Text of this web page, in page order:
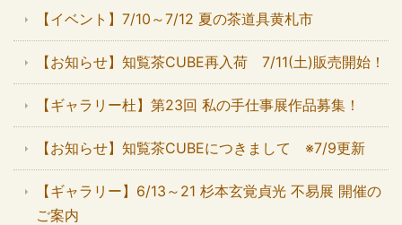
【イベント】7/10～7/12 夏の茶道具黄札市
【お知らせ】知覧茶CUBE再入荷 7/11(土)販売開始！
【ギャラリー杜】第23回 私の手仕事展作品募集！
【お知らせ】知覧茶CUBEにつきまして ※7/9更新
【ギャラリー】6/13～21 杉本玄覚貞光 不易展 開催の
ご案内